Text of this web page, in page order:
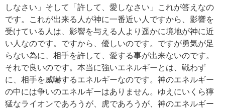
しなさい」そして「許して、愛しなさい」これが答えなの
です。これが出来る人が神に一番近い人ですから、影響を
受けている人は、影響を与える人より遥かに境地が神に近
い人なのです。ですから、優しいのです。ですが勇気が足
らない為に、相手を許して、愛する事が出来ないのです。
それで良いのです。本当に強いエネルギーとは、戦わず
に、相手を威嚇するエネルギーなのです。神のエネルギー
の中には争いのエネルギーはありません。ゆえにいくら獰
猛なライオンであろうが、虎であろうが、神のエネルギー